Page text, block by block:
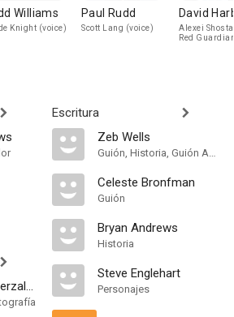
Williams
Knight (voice)
Paul Rudd
Scott Lang (voice)
David
Alexei
Red
Jordan Vanderzalm
Escritura
Zeb Wells
Guión, Historia, Guión Adaptado
Celeste Bronfman
Guión
Bryan Andrews
Historia
Steve Englehart
Personajes